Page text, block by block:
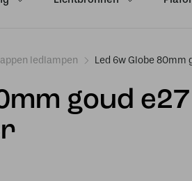
ledlampen Led 6w Globe 80mm
goud